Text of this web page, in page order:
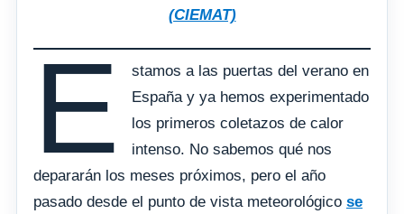
(CIEMAT)
E
stamos a las puertas del verano en
España y ya hemos experimentado
los primeros coletazos de calor
intenso. No sabemos qué nos
depararán los meses próximos, pero el año
pasado desde el punto de vista meteorológico se